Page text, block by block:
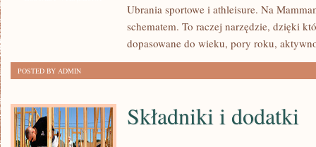
Ubrania sportowe i athleisure. Na
schematem. To raczej narzędzie, dzięki
dopasowane do wieku, pory roku,
POSTED BY ADMIN
Składniki i dodatki